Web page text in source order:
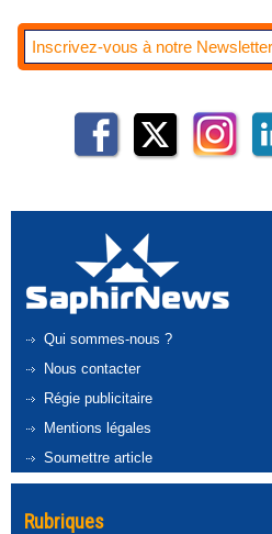
Qui sommes-nous ?
Nous contacter
Régie publicitaire
Mentions légales
Soumettre article
Rubriques